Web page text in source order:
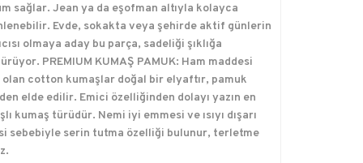
sağlar. Jean ya da eşofman altıyla kolayca
Evde, sokakta veya şehirde aktif günlerin
olmaya aday bu parça, sadeliği şıklığa
PREMIUM KUMAŞ PAMUK: Ham maddesi
olan cotton kumaşlar doğal bir elyaftır, pamuk
elde edilir. Emici özelliğinden dolayı yazın en
kumaş türüdür. Nemi iyi emmesi ve ısıyı dışarı
sebebiyle serin tutma özelliği bulunur, terletme